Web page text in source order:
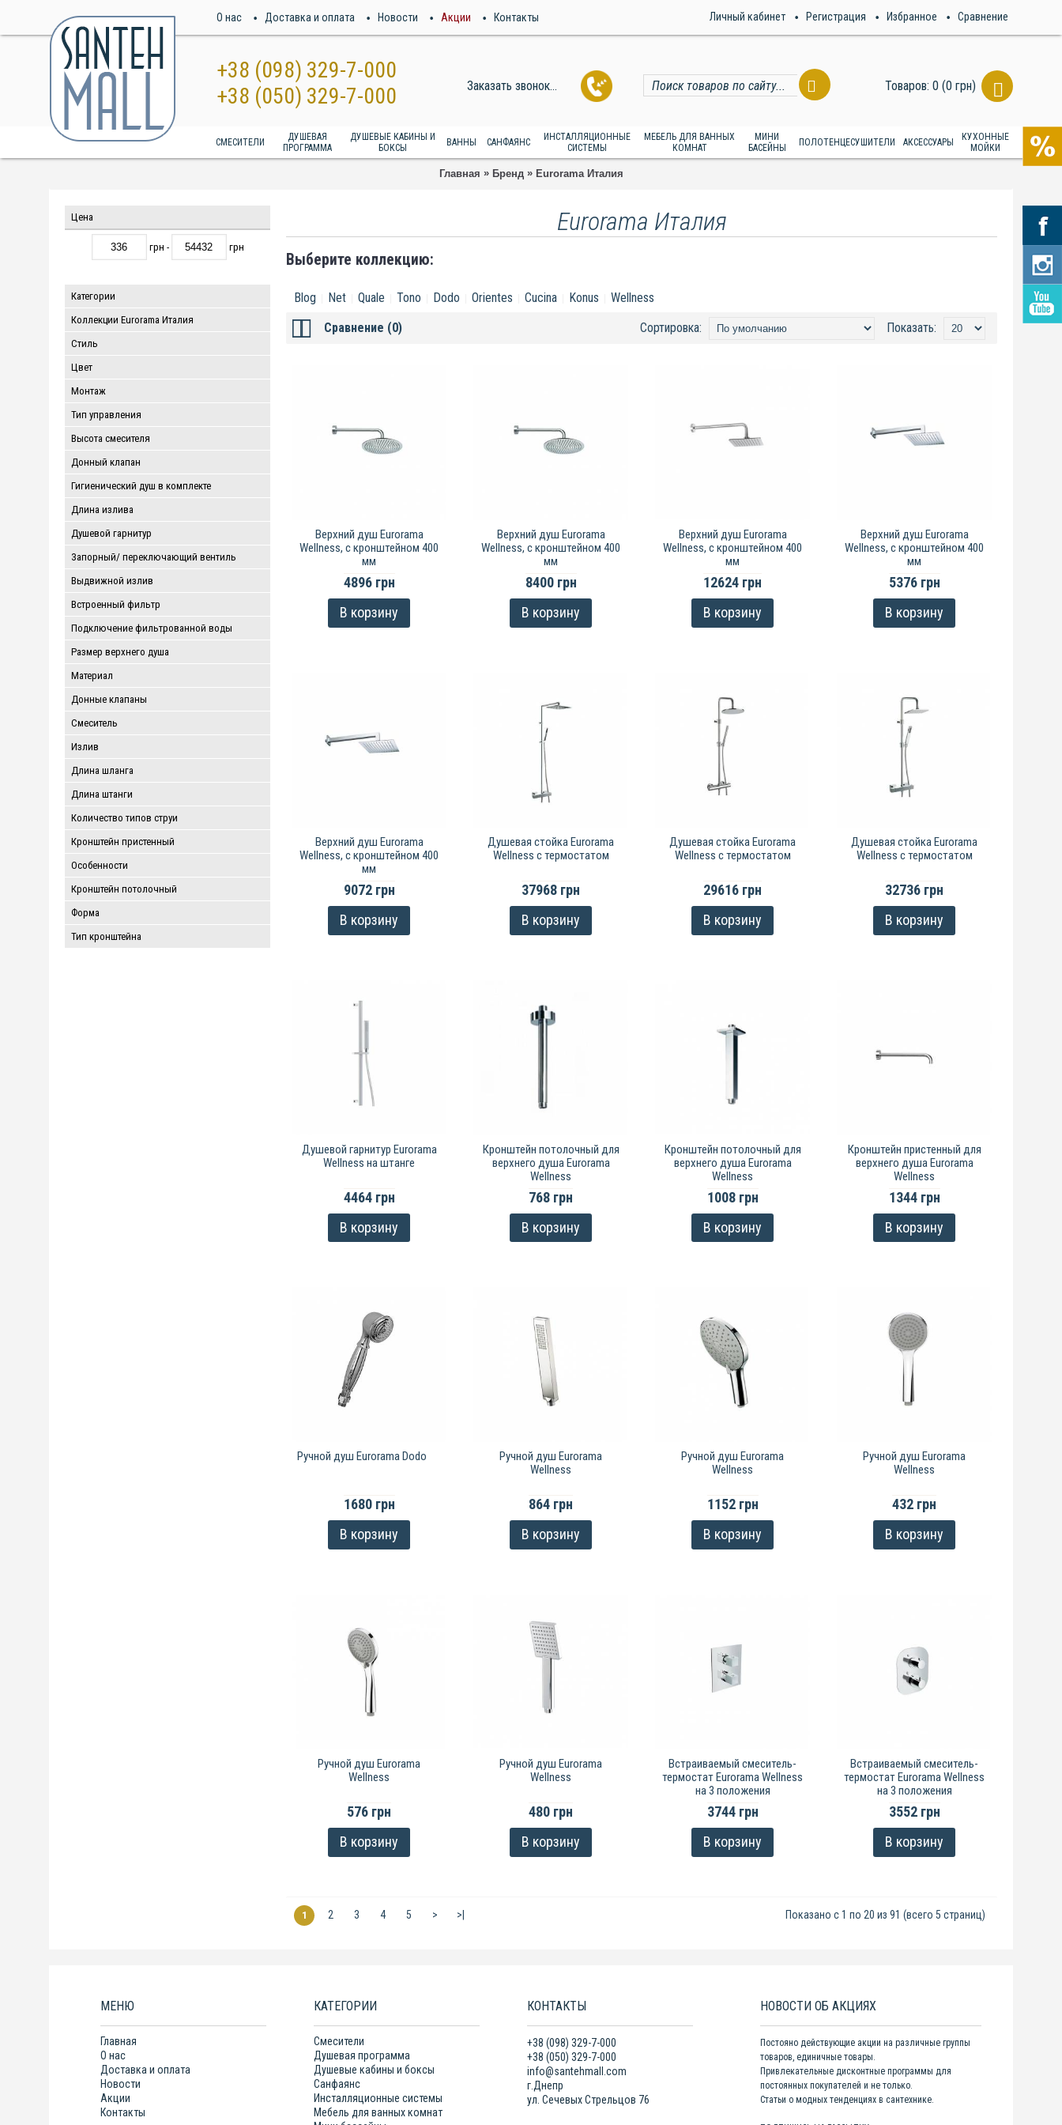
О нас Доставка и оплата Новости Акции Контакты Сравнение
Избранное
Регистрация
Личный кабинет
+38 (098) 329-7-000
+38 (050) 329-7-000
Заказать звонок... Товаров: 0 (0 грн)
СМЕСИТЕЛИ
ДУШЕВАЯ
ПРОГРАММА
ДУШЕВЫЕ КАБИНЫ И
БОКСЫ
ВАННЫ САНФАЯНС
ИНСТАЛЛЯЦИОННЫЕ
СИСТЕМЫ
МЕБЕЛЬ ДЛЯ ВАННЫХ
КОМНАТ
МИНИ
БАСЕЙНЫ
ПОЛОТЕНЦЕСУШИТЕЛИ АКСЕССУАРЫ
КУХОННЫЕ
МОЙКИ
Главная » Бренд» Eurorama Италия
Цена
грн - грн
Категории
Коллекции Eurorama Италия
Стиль
Цвет
Монтаж
Тип управления
Высота смесителя
Донный клапан
Гигиенический душ в комплекте
Длина излива
Душевой гарнитур
Запорный/ переключающий вентиль
Выдвижной излив
Встроенный фильтр
Подключение фильтрованной воды
Размер верхнего душа
Материал
Донные клапаны
Смеситель
Излив
Длина шланга
Длина штанги
Количество типов струи
Кронштейн пристенный
Особенности
Кронштейн потолочный
Форма
Тип кронштейна
Eurorama Италия
Выберите коллекцию:
Blog Net Quale Tono Dodo Orientes Cucina Konus
Wellness
Сравнение (0)
Показать:
Сортировка:
Верхний душ Eurorama
Wellness, с кронштейном 400
мм
4896 грн
В корзину
Верхний душ Eurorama
Wellness, с кронштейном 400
мм
8400 грн
В корзину
Верхний душ Eurorama
Wellness, с кронштейном 400
мм
12624 грн
В корзину
Верхний душ Eurorama
Wellness, с кронштейном 400
мм
5376 грн
В корзину
Верхний душ Eurorama
Wellness, с кронштейном 400
мм
9072 грн
В корзину
Душевая стойка Eurorama
Wellness с термостатом
37968 грн
В корзину
Душевая стойка Eurorama
Wellness с термостатом
29616 грн
В корзину
Душевая стойка Eurorama
Wellness с термостатом
32736 грн
В корзину
Душевой гарнитур Eurorama
Wellness на штанге
4464 грн
В корзину
Кронштейн потолочный для
верхнего душа Eurorama
Wellness
768 грн
В корзину
Кронштейн потолочный для
верхнего душа Eurorama
Wellness
1008 грн
В корзину
Кронштейн пристенный для
верхнего душа Eurorama
Wellness
1344 грн
В корзину
Ручной душ Eurorama Dodo
1680 грн
В корзину
Ручной душ Eurorama
Wellness
864 грн
В корзину
Ручной душ Eurorama
Wellness
1152 грн
В корзину
Ручной душ Eurorama
Wellness
432 грн
В корзину
Ручной душ Eurorama
Wellness
576 грн
В корзину
Ручной душ Eurorama
Wellness
480 грн
В корзину
Встраиваемый смеситель-
термостат Eurorama Wellness
на 3 положения
3744 грн
В корзину
Встраиваемый смеситель-
термостат Eurorama Wellness
на 3 положения
3552 грн
В корзину
1 2 3 4 5 > >| Показано с 1 по 20 из 91 (всего 5 страниц)
МЕНЮ
Главная
О нас
Доставка и оплата
Новости
Акции
Контакты
КАТЕГОРИИ
Смесители
Душевая программа
Душевые кабины и боксы
Санфаянс
Инсталляционные системы
Мебель для ванных комнат
КОНТАКТЫ
+38 (098) 329-7-000
+38 (050) 329-7-000
info@santehmall.com
г.Днепр
ул. Сечевых Стрельцов 76
НОВОСТИ ОБ АКЦИЯХ
Постояно действующие акции на различные группы
товаров, единичные товары.
Привлекательные дисконтные программы для
постоянных покупателей и не только.
Статьи о модных тенденциях в сантехнике.